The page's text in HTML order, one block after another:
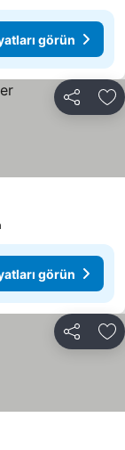
görün
Paylaş
görün
Paylaş